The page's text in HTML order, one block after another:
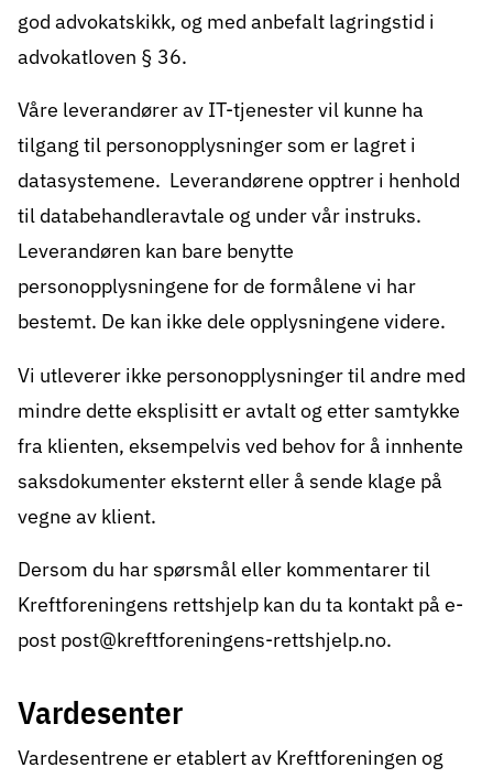
god advokatskikk, og med anbefalt lagringstid i
advokatloven § 36.
Våre leverandører av IT-tjenester vil kunne ha
tilgang til personopplysninger som er lagret i
datasystemene. Leverandørene opptrer i henhold
til databehandleravtale og under vår instruks.
Leverandøren kan bare benytte
personopplysningene for de formålene vi har
bestemt. De kan ikke dele opplysningene videre.
Vi utleverer ikke personopplysninger til andre med
mindre dette eksplisitt er avtalt og etter samtykke
fra klienten, eksempelvis ved behov for å innhente
saksdokumenter eksternt eller å sende klage på
vegne av klient.
Dersom du har spørsmål eller kommentarer til
Kreftforeningens rettshjelp kan du ta kontakt på e-
post post@kreftforeningens-rettshjelp.no.
Vardesenter
Vardesentrene er etablert av Kreftforeningen og